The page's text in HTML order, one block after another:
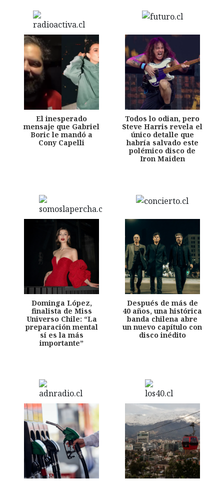
El inesperado
mensaje que Gabriel
Boric le mandó a
Cony Capelli
Todos lo odian, pero
Steve Harris revela el
único detalle que
habría salvado este
polémico disco de
Iron Maiden
Dominga López,
finalista de Miss
Universo Chile: “La
preparación mental
sí es la más
importante”
Después de más de
40 años, una histórica
banda chilena abre
un nuevo capítulo con
disco inédito